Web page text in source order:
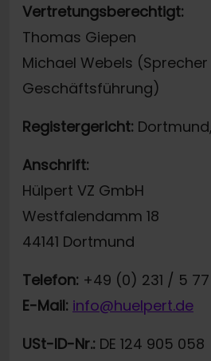
Vertretungsberechtigt:
Thomas Giepen
Michael Webels
Geschäftsführung)
Registergericht:
Anschrift:
Hülpert VZ GmbH
Westfalendamm 18
44141 Dortmund
Telefon: +49 (0) 231 / 5
E-Mail: info@huelpert.de
USt-ID-Nr.: DE 124 905 058